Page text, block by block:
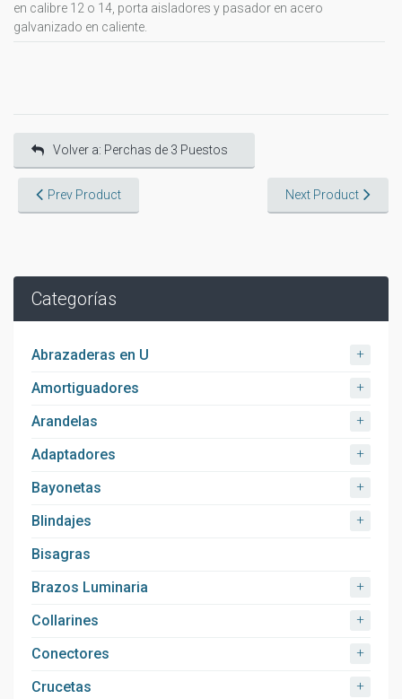
en calibre 12 o 14, porta aisladores y pasador en acero
galvanizado en caliente.
Volver a: Perchas de 3 Puestos
Prev Product Next Product
Categorías
Abrazaderas en U +
Amortiguadores +
Arandelas +
Adaptadores +
Bayonetas +
Blindajes +
Bisagras
Brazos Luminaria
+
Collarines +
Conectores +
Crucetas +